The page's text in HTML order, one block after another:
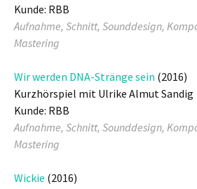
Kunde: RBB
Aufnahme, Schnitt, Sounddesign,
Mastering
Wir werden DNA-Stränge sein (2016)
Kurzhörspiel mit Ulrike Almut Sandig
Kunde: RBB
Aufnahme, Schnitt, Sounddesign,
Mastering
Wickie (2016)